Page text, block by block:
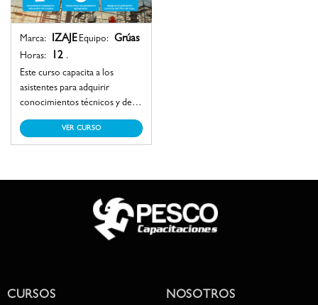
Marca: IZAJEEquipo: Grúas
Horas: 12 .
Este curso capacita a los
asistentes para adquirir
conocimientos técnicos y de
seguridad relacionados con las
transferencias de carga. Se
equipo de izaje crítico, la
apropiados y la verificación del
sistema de estrobado óptimo.
Además, se asegura que los
la seguridad y eficiencia en
VER CURSO
CURSOS NOSOTROS